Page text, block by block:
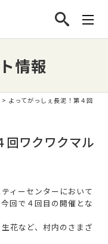
情報
> よってがっしぇ長泥！第４回
回ワクワクマル
ィーセンターにおいて
回で４回目の開催とな
花など、村内のさまざ